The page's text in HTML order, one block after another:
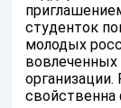
студенток
молодых
свойственна